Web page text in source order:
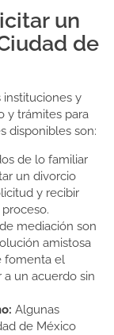
un
de
instituciones y
y trámites para
disponibles son:
de lo familiar
un divorcio
y recibir
mediación son
amistosa
fomenta el
un acuerdo sin
Algunas
de México